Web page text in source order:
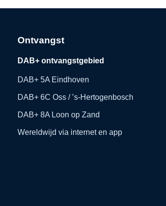
Ontvangst
DAB+ ontvangstgebied
DAB+ 5A Eindhoven
DAB+ 6C Oss / ’s-Hertogenbosch
DAB+ 8A Loon op Zand
Wereldwijd via internet en app